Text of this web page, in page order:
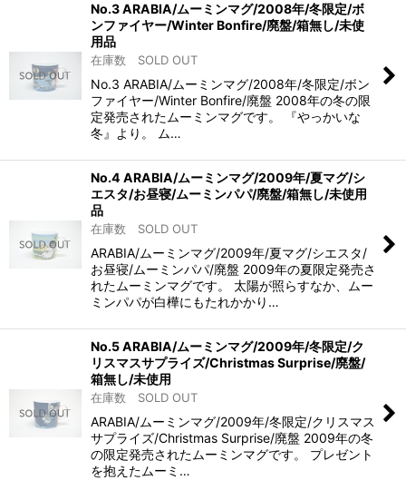
No.3 ARABIA/ムーミンマグ/2008年/冬限定/ボ
ンファイヤー/Winter Bonfire/廃盤/箱無し/未使
用品
在庫数 SOLD OUT
No.3 ARABIA/ムーミンマグ/2008年/冬限定/ボン
ファイヤー/Winter Bonfire/廃盤 2008年の冬の限
定発売されたムーミンマグです。 『やっかいな
冬』より。 ム…
No.4 ARABIA/ムーミンマグ/2009年/夏マグ/シ
エスタ/お昼寝/ムーミンパパ/廃盤/箱無し/未使用
品
在庫数 SOLD OUT
ARABIA/ムーミンマグ/2009年/夏マグ/シエスタ/
お昼寝/ムーミンパパ/廃盤 2009年の夏限定発売さ
れたムーミンマグです。 太陽が照らすなか、ムー
ミンパパが白樺にもたれかかり…
No.5 ARABIA/ムーミンマグ/2009年/冬限定/ク
リスマスサプライズ/Christmas Surprise/廃盤/
箱無し/未使用
在庫数 SOLD OUT
ARABIA/ムーミンマグ/2009年/冬限定/クリスマス
サプライズ/Christmas Surprise/廃盤 2009年の冬
の限定発売されたムーミンマグです。 プレゼント
を抱えたムーミ…